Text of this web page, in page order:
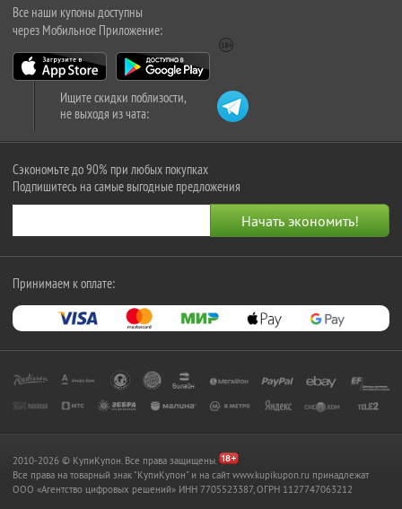
Все наши купоны доступны
через Мобильное Приложение:
Ищите скидки поблизости,
не выходя из чата:
Сэкономьте до 90% при любых покупках
Подпишитесь на самые выгодные предложения
Принимаем к оплате:
2010-2026 © КупиКупон. Все права защищены.
Все права на товарный знак "КупиКупон" и на сайт www.kupikupon.ru принадлежат
OOO «Агентство цифровых решений» ИНН 7705523387, ОГРН 1127747063212